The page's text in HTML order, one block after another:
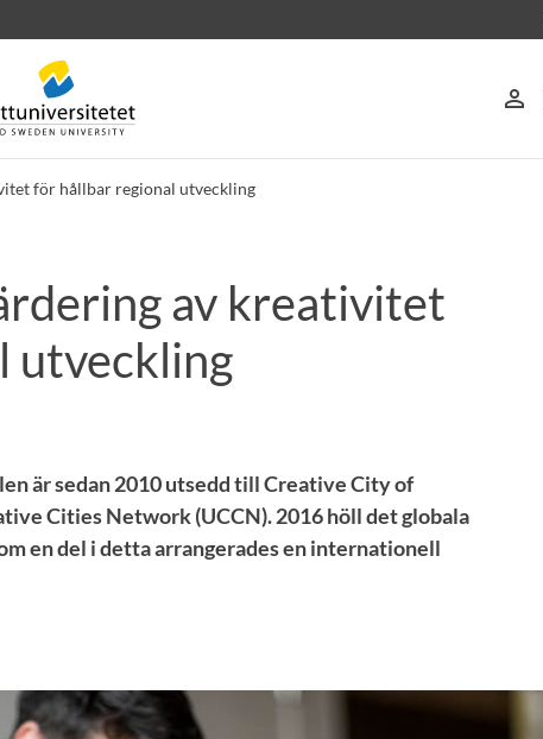
person_outline
för hållbar regional utveckling
av kreativitet
utveckling
är sedan 2010 utsedd till Creative City of
Cities Network (UCCN). 2016 höll det globala
en del i detta arrangerades en internationell